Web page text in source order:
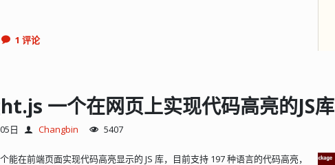
1 评论
一个在网页上实现代码高亮的JS库
日 Changbin 5407
能在前端页面实现代码高亮显示的 JS 库，目前支持 197 种语言的代码高亮，